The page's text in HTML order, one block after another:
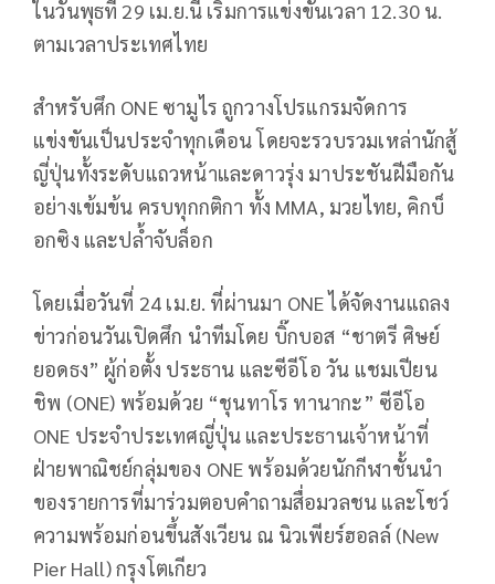
ในวันพุธที่ 29 เม.ย.นี้ เริ่มการแข่งขันเวลา 12.30 น.
ตามเวลาประเทศไทย
สำหรับศึก ONE ซามูไร ถูกวางโปรแกรมจัดการ
แข่งขันเป็นประจำทุกเดือน โดยจะรวบรวมเหล่านักสู้
ญี่ปุ่นทั้งระดับแถวหน้าและดาวรุ่ง มาประชันฝีมือกัน
อย่างเข้มข้น ครบทุกกติกา ทั้ง MMA, มวยไทย, คิกบ็
อกซิง และปล้ำจับล็อก
โดยเมื่อวันที่ 24 เม.ย. ที่ผ่านมา ONE ได้จัดงานแถลง
ข่าวก่อนวันเปิดศึก นำทีมโดย บิ๊กบอส “ชาตรี ศิษย์
ยอดธง” ผู้ก่อตั้ง ประธาน และซีอีโอ วัน แชมเปียน
ชิพ (ONE) พร้อมด้วย “ชุนทาโร ทานากะ” ซีอีโอ
ONE ประจำประเทศญี่ปุ่น และประธานเจ้าหน้าที่
ฝ่ายพาณิชย์กลุ่มของ ONE พร้อมด้วยนักกีฬาชั้นนำ
ของรายการที่มาร่วมตอบคำถามสื่อมวลชน และโชว์
ความพร้อมก่อนขึ้นสังเวียน ณ นิวเพียร์ฮอลล์ (New
Pier Hall) กรุงโตเกียว